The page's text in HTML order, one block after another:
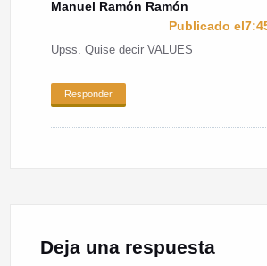
Manuel Ramón Ramón
Publicado
Upss. Quise decir VALUES
Responder
Deja una respuesta